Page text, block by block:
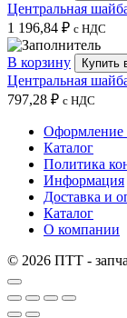
Центральная
1 196,84 ₽ с НДС
В корзину Купить
Центральная
797,28 ₽ с НДС
Оформление
Каталог
Политика
Информация
Доставка и
Каталог
О компании
© 2026 ПТТ -